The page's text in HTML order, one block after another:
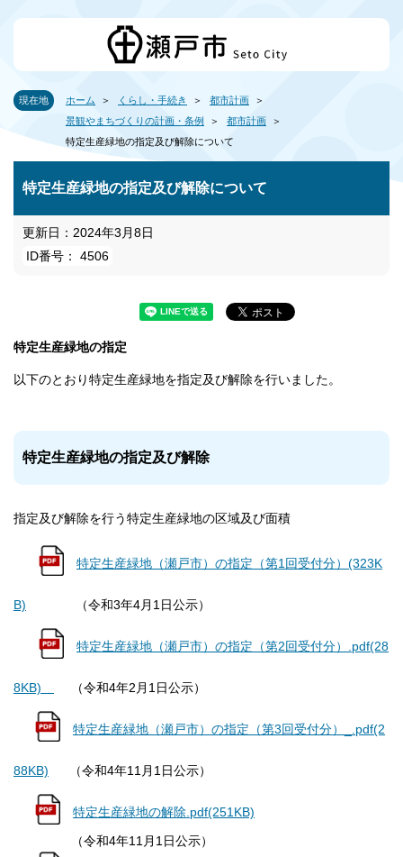
現在地 ホーム くらし・手続き
都市計画
景観やまちづくりの計画・条例
都市計画
特定生産緑地の指定及び解除について
特定生産緑地の指定及び解除について
更新日：2024年3月8日
ID番号： 4506
特定生産緑地の指定
以下のとおり特定生産緑地を指定及び解除を行いました。
特定生産緑地の指定及び解除
指定及び解除を行う特定生産緑地の区域及び面積
特定生産緑地（瀬戸市）の指定（第1回受付分）(323K
B) （令和3年4月1日公示）
特定生産緑地（瀬戸市）の指定（第2回受付分）.pdf(28
8KB) （令和4年2月1日公示）
特定生産緑地（瀬戸市）の指定（第3回受付分）_.pdf(2
88KB) （令和4年11月1日公示）
特定生産緑地の解除.pdf(251KB)
（令和4年11月1日公示）